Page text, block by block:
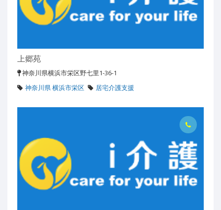
上郷苑
神奈川県横浜市栄区野七里1-36-1
神奈川県 横浜市栄区
居宅介護支援